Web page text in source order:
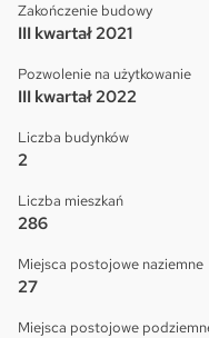
Zakończenie budowy
III kwartał 2021
Pozwolenie na użytkowanie
III kwartał 2022
Liczba budynków
2
Liczba mieszkań
286
Miejsca postojowe naziemne
27
Miejsca postojowe